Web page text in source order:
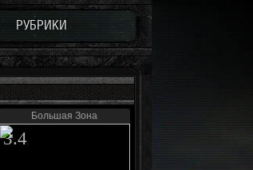
РУБРИКИ
Большая Зона
3.4